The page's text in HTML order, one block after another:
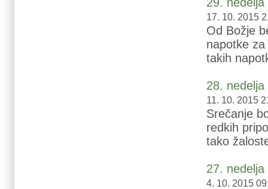
17. 10. 2015
Od Božje
napotke
takih
28.
11. 10. 2015
Srečanje
redkih
tako
27.
4. 10. 2015